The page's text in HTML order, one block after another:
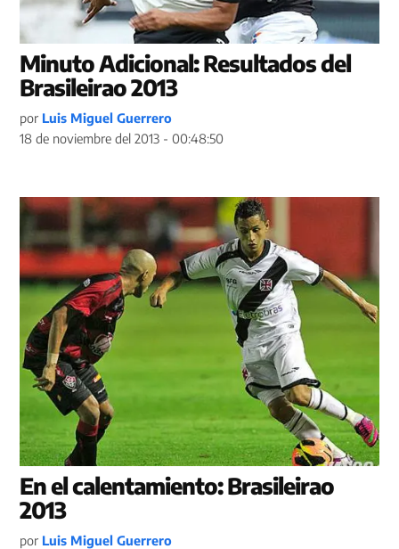
Minuto Adicional: Resultados del
Brasileirao 2013
por Luis Miguel Guerrero
18 de noviembre del 2013 - 00:48:50
En el calentamiento: Brasileirao
2013
por Luis Miguel Guerrero